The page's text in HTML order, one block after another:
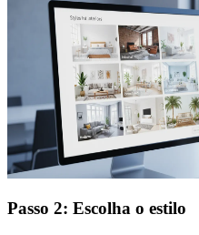
Passo 2: Escolha o estilo